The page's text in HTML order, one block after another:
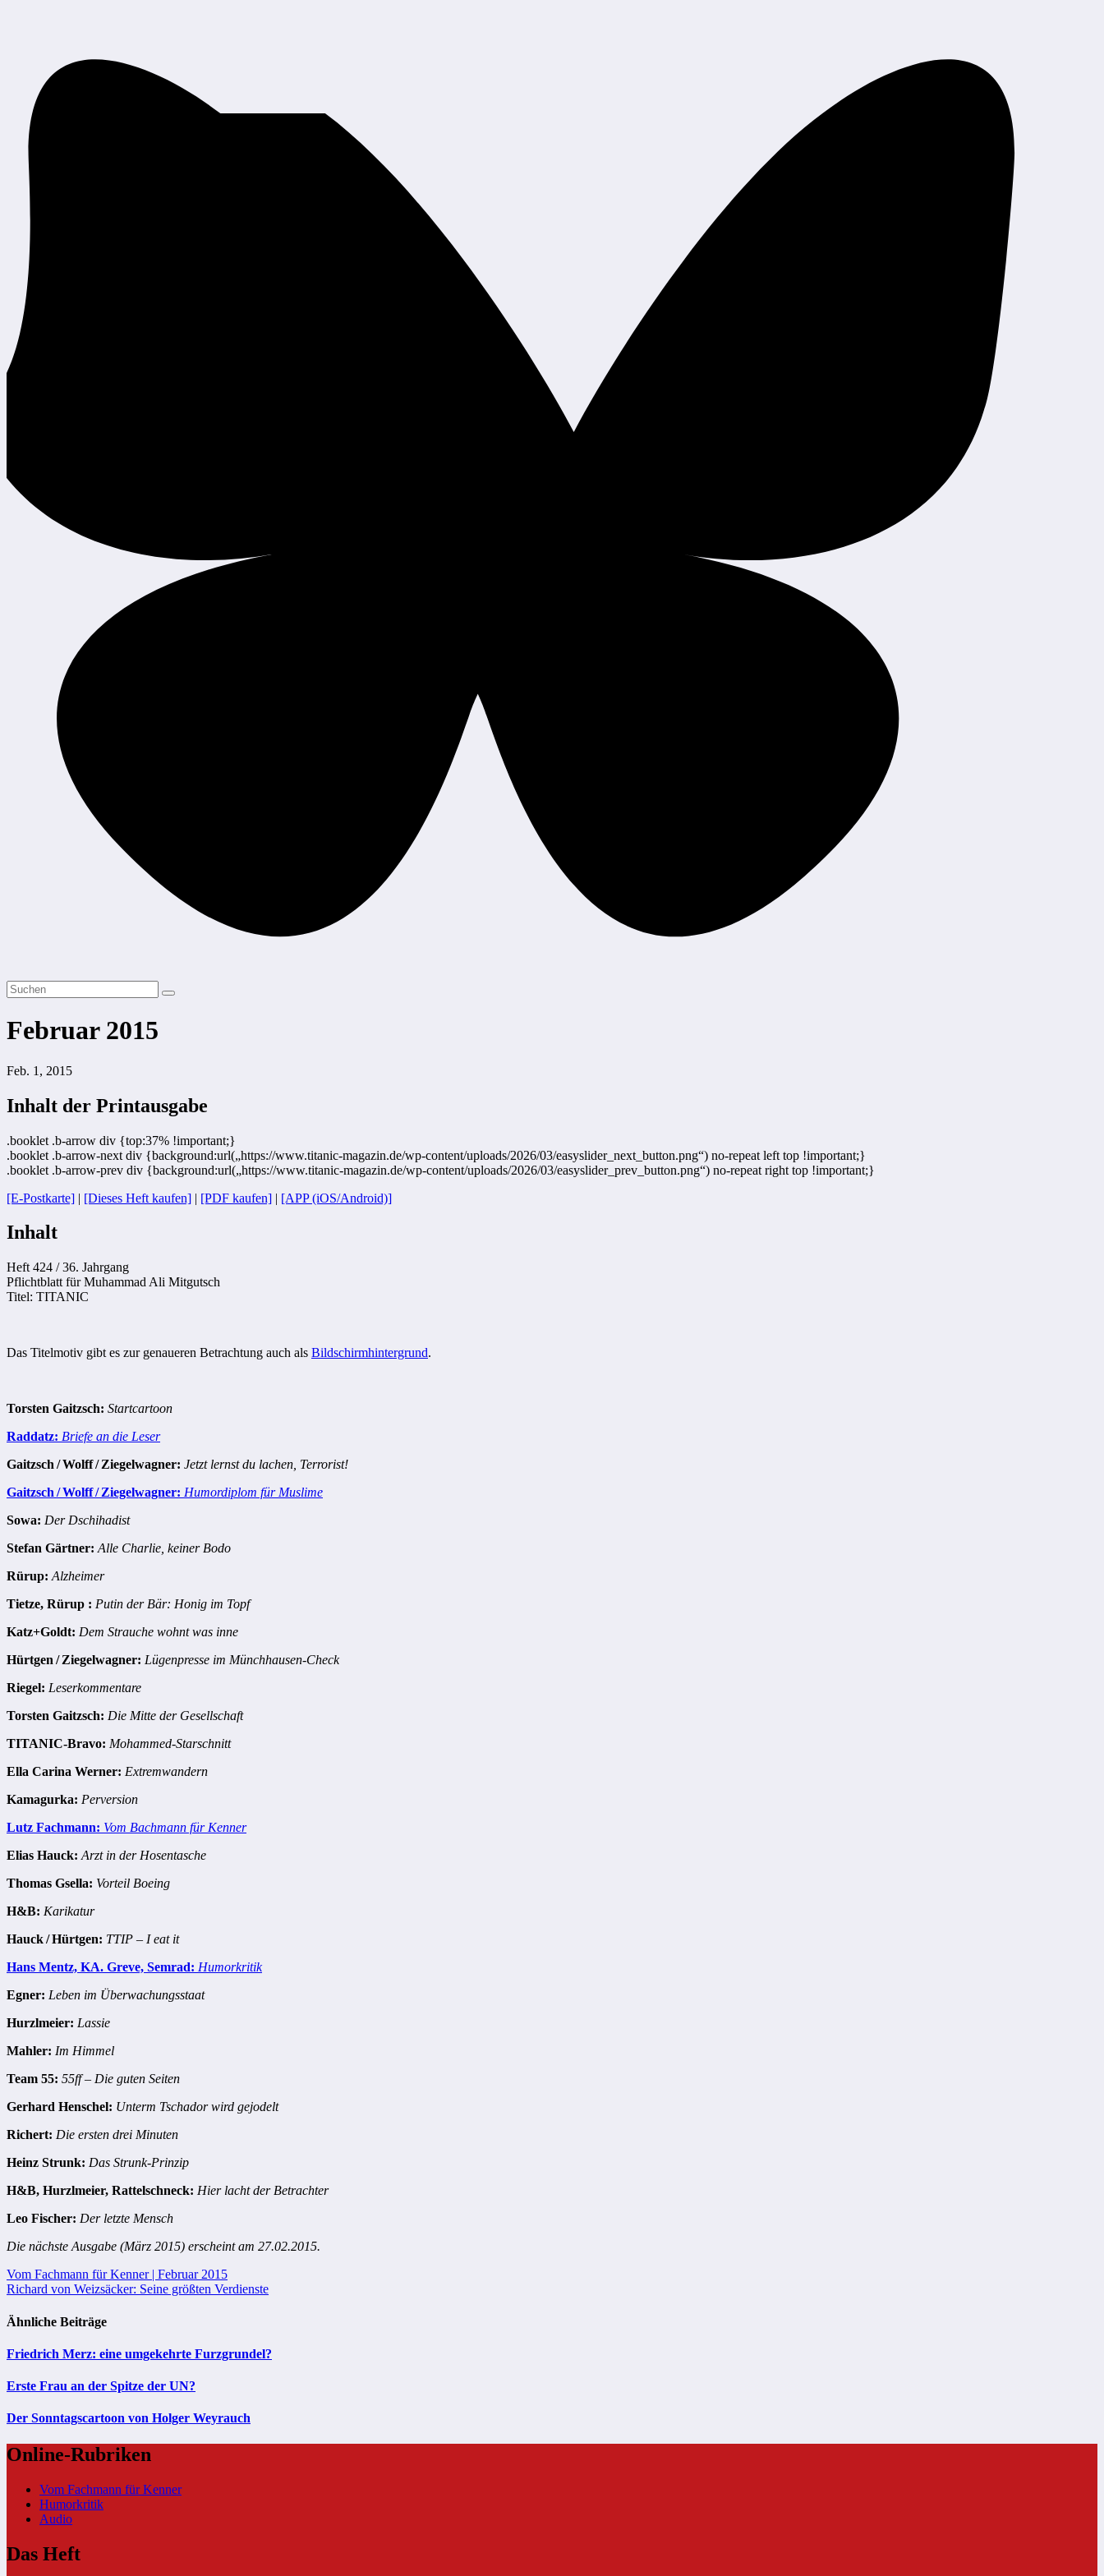
Februar 2015
Feb. 1, 2015
Inhalt der Printausgabe
.booklet .b-arrow div {top:37% !important;}
.booklet .b-arrow-next div {background:url(„https://www.titanic-magazin.de/wp-content/uploads/2026/03/easyslider_next_button.png“) no-repeat left top !important;}
.booklet .b-arrow-prev div {background:url(„https://www.titanic-magazin.de/wp-content/uploads/2026/03/easyslider_prev_button.png“) no-repeat right top !important;}
[E-Postkarte] | [Dieses Heft kaufen] | [PDF kaufen] | [APP (iOS/Android)]
Inhalt
Heft 424 / 36. Jahrgang
Pflichtblatt für Muhammad Ali Mitgutsch
Titel: TITANIC
Das Titelmotiv gibt es zur genaueren Betrachtung auch als Bildschirmhintergrund.
Torsten Gaitzsch: Startcartoon
Raddatz: Briefe an die Leser
Gaitzsch / Wolff / Ziegelwagner: Jetzt lernst du lachen, Terrorist!
Gaitzsch / Wolff / Ziegelwagner: Humordiplom für Muslime
Sowa: Der Dschihadist
Stefan Gärtner: Alle Charlie, keiner Bodo
Rürup: Alzheimer
Tietze, Rürup : Putin der Bär: Honig im Topf
Katz+Goldt: Dem Strauche wohnt was inne
Hürtgen / Ziegelwagner: Lügenpresse im Münchhausen-Check
Riegel: Leserkommentare
Torsten Gaitzsch: Die Mitte der Gesellschaft
TITANIC-Bravo: Mohammed-Starschnitt
Ella Carina Werner: Extremwandern
Kamagurka: Perversion
Lutz Fachmann: Vom Bachmann für Kenner
Elias Hauck: Arzt in der Hosentasche
Thomas Gsella: Vorteil Boeing
H&B: Karikatur
Hauck / Hürtgen: TTIP – I eat it
Hans Mentz, KA. Greve, Semrad: Humorkritik
Egner: Leben im Überwachungsstaat
Hurzlmeier: Lassie
Mahler: Im Himmel
Team 55: 55ff – Die guten Seiten
Gerhard Henschel: Unterm Tschador wird gejodelt
Richert: Die ersten drei Minuten
Heinz Strunk: Das Strunk-Prinzip
H&B, Hurzlmeier, Rattelschneck: Hier lacht der Betrachter
Leo Fischer: Der letzte Mensch
Die nächste Ausgabe (März 2015) erscheint am 27.02.2015.
Beitragsnavigation
Vom Fachmann für Kenner | Februar 2015
Richard von Weizsäcker: Seine größten Verdienste
Ähnliche Beiträge
Friedrich Merz: eine umgekehrte Furzgrundel?
Erste Frau an der Spitze der UN?
Der Sonntagscartoon von Holger Weyrauch
Online-Rubriken
Vom Fachmann für Kenner
Humorkritik
Audio
Das Heft